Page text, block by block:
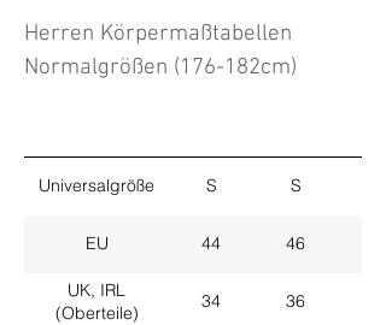
Herren Körpermaßtabellen
Normalgrößen (176-182cm)
Universalgröße S S
EU 44 46
UK, IRL
(Oberteile)
34 36